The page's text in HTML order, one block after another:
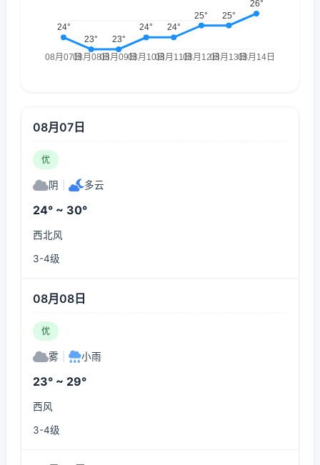
08月07日
优
阴 多云
24° ~ 30°
西北风
3-4级
08月08日
优
雾 小雨
23° ~ 29°
西风
3-4级